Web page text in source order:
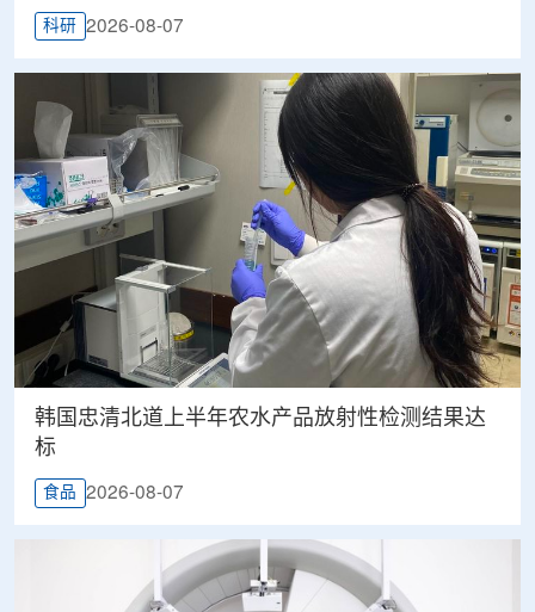
科研 2026-08-07
韩国忠清北道上半年农水产品放射性检测结果达
标
食品 2026-08-07